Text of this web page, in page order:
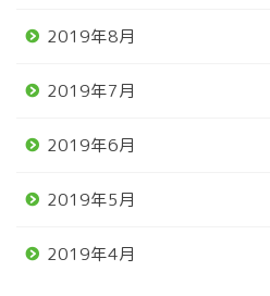
2019年8月
2019年7月
2019年6月
2019年5月
2019年4月